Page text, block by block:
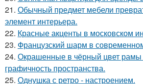
21. Обычный предмет мебели
элемент интерьера.
22. Красные акценты в московском
23. Французский шарм в
24. Окрашенные в чёрный цвет рамы
графичность пространства.
25. Однушка с ретро - настроением.